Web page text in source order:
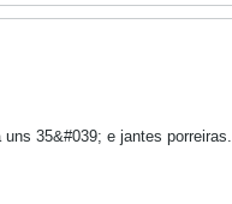
35&#039; e jantes porreiras.